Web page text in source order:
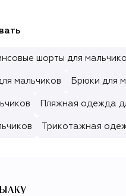
шорты для
мальчиков Брюки для
Пляжная одежда
Трикотажная